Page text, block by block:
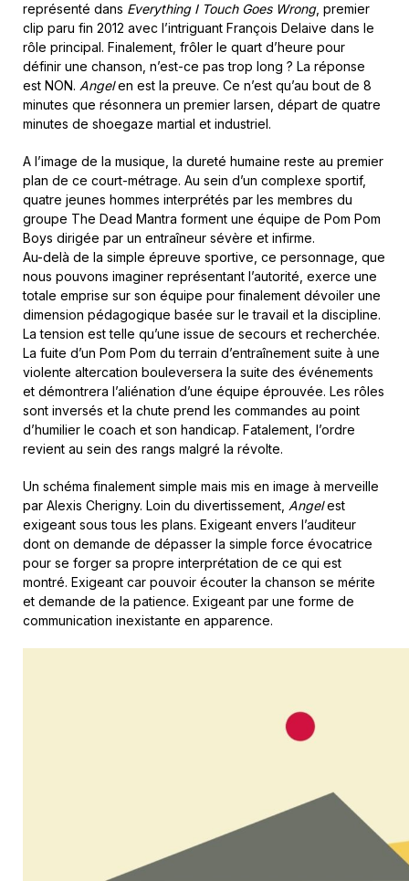
représenté dans Everything I Touch Goes Wrong, premier
clip paru fin 2012 avec l’intriguant François Delaive dans le
rôle principal. Finalement, frôler le quart d’heure pour
définir une chanson, n’est-ce pas trop long ? La réponse
est NON. Angelen est la preuve. Ce n’est qu’au bout de 8
minutes que résonnera un premier larsen, départ de quatre
minutes de shoegaze martial et industriel.
A l’image de la musique, la dureté humaine reste au premier
plan de ce court-métrage. Au sein d’un complexe sportif,
quatre jeunes hommes interprétés par les membres du
groupe The Dead Mantra forment une équipe de Pom Pom
Boys dirigée par un entraîneur sévère et infirme.
Au-delà de la simple épreuve sportive, ce personnage, que
nous pouvons imaginer représentant l’autorité, exerce une
totale emprise sur son équipe pour finalement dévoiler une
dimension pédagogique basée sur le travail et la discipline.
La tension est telle qu’une issue de secours et recherchée.
La fuite d’un Pom Pom du terrain d’entraînement suite à une
violente altercation bouleversera la suite des événements
et démontrera l’aliénation d’une équipe éprouvée. Les rôles
sont inversés et la chute prend les commandes au point
d’humilier le coach et son handicap. Fatalement, l’ordre
revient au sein des rangs malgré la révolte.
Un schéma finalement simple mais mis en image à merveille
par Alexis Cherigny. Loin du divertissement, Angelest
exigeant sous tous les plans. Exigeant envers l’auditeur
dont on demande de dépasser la simple force évocatrice
pour se forger sa propre interprétation de ce qui est
montré. Exigeant car pouvoir écouter la chanson se mérite
et demande de la patience. Exigeant par une forme de
communication inexistante en apparence.